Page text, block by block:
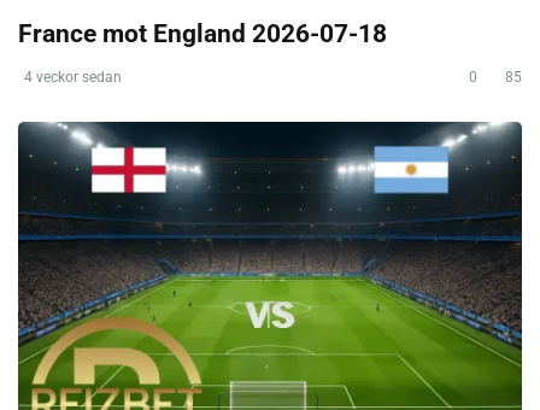
France mot England 2026-07-18
4 veckor sedan 0 85